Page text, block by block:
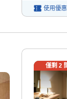
使用優
僅剩 2